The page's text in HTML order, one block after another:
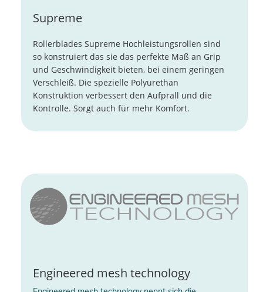
Supreme
Rollerblades Supreme Hochleistungsrollen sind
so konstruiert das sie das perfekte Maß an Grip
und Geschwindigkeit bieten, bei einem geringen
Verschleiß. Die spezielle Polyurethan
Konstruktion verbessert den Aufprall und die
Kontrolle. Sorgt auch für mehr Komfort.
Engineered mesh technology